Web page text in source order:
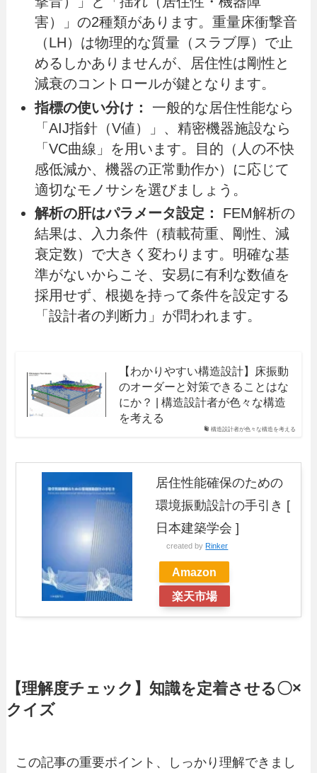
害）」の2種類があります。重量床衝撃音
（LH）は物理的な質量（スラブ厚）で止
めるしかありませんが、居住性は剛性と
減衰のコントロールが鍵となります。
指標の使い分け：
一般的な居住性能なら
「AIJ指針（V値）」、精密機器施設なら
「VC曲線」を用います。目的（人の不快
感低減か、機器の正常動作か）に応じて
適切なモノサシを選びましょう。
解析の肝はパラメータ設定：
FEM解析の
結果は、入力条件（積載荷重、剛性、減
衰定数）で大きく変わります。明確な基
準がないからこそ、安易に有利な数値を
採用せず、根拠を持って条件を設定する
「設計者の判断力」が問われます。
構造設計者が色々な構造を考える
【わかりやすい構造設計】床振動
のオーダーと対策できることはな
にか？ | 構造設計者が色々な構造
を考える
居住性能確保のための
環境振動設計の手引き [
日本建築学会 ]
created by Rinker
Amazon
楽天市場
【理解度チェック】知識を定着させる〇×
クイズ
この記事の重要ポイント、しっかり理解できまし